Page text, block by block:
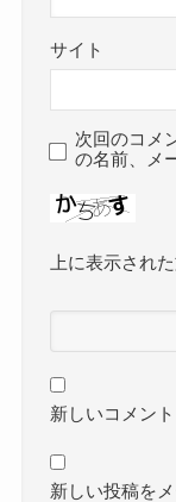
サイト
次回のコメ
の名前、メ
上に表示され
新しいコメン
新しい投稿を